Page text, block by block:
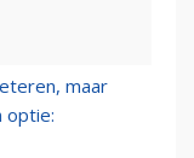
maar
optie: